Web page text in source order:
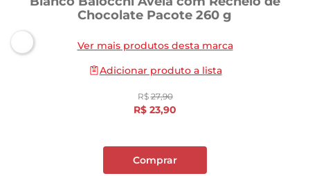
Chocolate Pacote 260 g
Ver mais produtos desta marca
Adicionar produto a lista
R$ 27,90
R$ 23,90
Comprar